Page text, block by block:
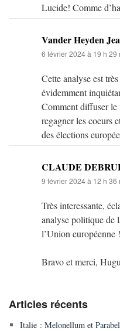
Lucide! Comme
Vander Heyden
6 février 2024 à 19 h 29
Cette analyse est
évidemment
Comment diffuser le
regagner les coeurs
des élections
CLAUDE
9 février 2024 à 12 h 36
Très interessante,
analyse politique de
l’Union européenne !
Bravo et merci,
Articles récents
Italie : Melonellum et